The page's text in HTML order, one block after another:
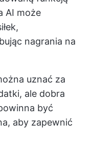
AI może
nagrania na
uznać za
ale dobra
być
aby zapewnić